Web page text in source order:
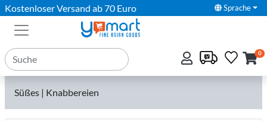
Kostenloser Versand ab 70 Euro Sprache
0
Süßes | Knabbereien